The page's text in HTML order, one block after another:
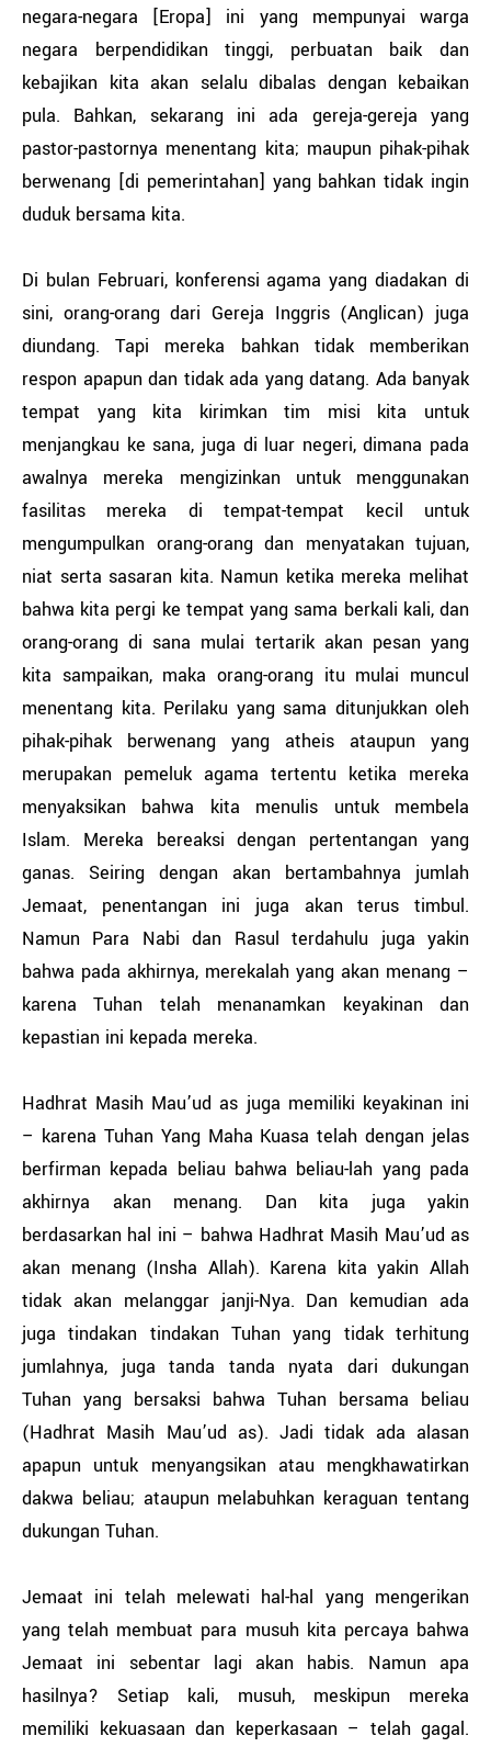
negara-negara [Eropa] ini yang mempunyai warga
negara berpendidikan tinggi, perbuatan baik dan
kebajikan kita akan selalu dibalas dengan kebaikan
pula. Bahkan, sekarang ini ada gereja-gereja yang
pastor-pastornya menentang kita; maupun pihak-pihak
berwenang [di pemerintahan] yang bahkan tidak ingin
duduk bersama kita.
Di bulan Februari, konferensi agama yang diadakan di
sini, orang-orang dari Gereja Inggris (Anglican) juga
diundang. Tapi mereka bahkan tidak memberikan
respon apapun dan tidak ada yang datang. Ada banyak
tempat yang kita kirimkan tim misi kita untuk
menjangkau ke sana, juga di luar negeri, dimana pada
awalnya mereka mengizinkan untuk menggunakan
fasilitas mereka di tempat-tempat kecil untuk
mengumpulkan orang-orang dan menyatakan tujuan,
niat serta sasaran kita. Namun ketika mereka melihat
bahwa kita pergi ke tempat yang sama berkali kali, dan
orang-orang di sana mulai tertarik akan pesan yang
kita sampaikan, maka orang-orang itu mulai muncul
menentang kita. Perilaku yang sama ditunjukkan oleh
pihak-pihak berwenang yang atheis ataupun yang
merupakan pemeluk agama tertentu ketika mereka
menyaksikan bahwa kita menulis untuk membela
Islam. Mereka bereaksi dengan pertentangan yang
ganas. Seiring dengan akan bertambahnya jumlah
Jemaat, penentangan ini juga akan terus timbul.
Namun Para Nabi dan Rasul terdahulu juga yakin
bahwa pada akhirnya, merekalah yang akan menang –
karena Tuhan telah menanamkan keyakinan dan
kepastian ini kepada mereka.
Hadhrat Masih Mau’ud as juga memiliki keyakinan ini
– karena Tuhan Yang Maha Kuasa telah dengan jelas
berfirman kepada beliau bahwa beliau-lah yang pada
akhirnya akan menang. Dan kita juga yakin
berdasarkan hal ini – bahwa Hadhrat Masih Mau’ud as
akan menang (Insha Allah). Karena kita yakin Allah
tidak akan melanggar janji-Nya. Dan kemudian ada
juga tindakan tindakan Tuhan yang tidak terhitung
jumlahnya, juga tanda tanda nyata dari dukungan
Tuhan yang bersaksi bahwa Tuhan bersama beliau
(Hadhrat Masih Mau’ud as). Jadi tidak ada alasan
apapun untuk menyangsikan atau mengkhawatirkan
dakwa beliau; ataupun melabuhkan keraguan tentang
dukungan Tuhan.
Jemaat ini telah melewati hal-hal yang mengerikan
yang telah membuat para musuh kita percaya bahwa
Jemaat ini sebentar lagi akan habis. Namun apa
hasilnya? Setiap kali, musuh, meskipun mereka
memiliki kekuasaan dan keperkasaan – telah gagal.